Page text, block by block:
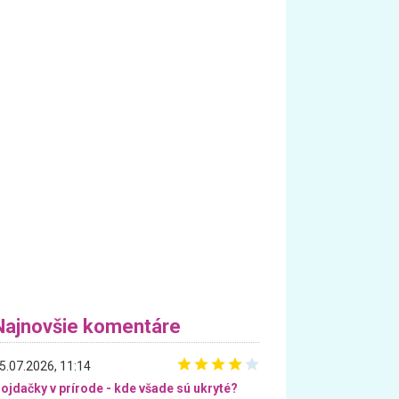
komentáre
11:14
v prírode - kde všade sú ukryté?